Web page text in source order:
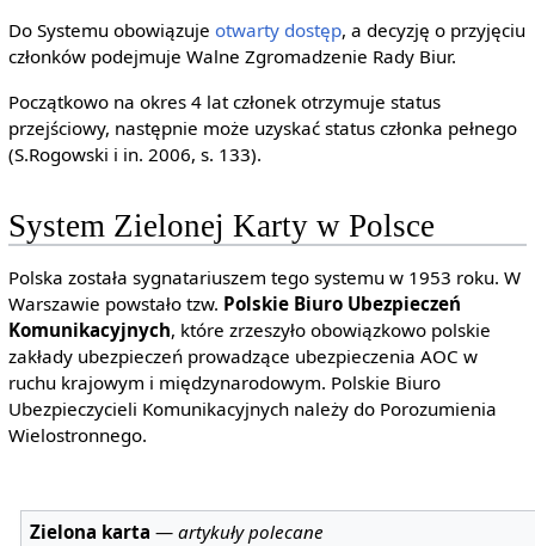
Do Systemu obowiązuje otwarty dostęp, a decyzję o przyjęciu
członków podejmuje Walne Zgromadzenie Rady Biur.
Początkowo na okres 4 lat członek otrzymuje status
przejściowy, następnie może uzyskać status członka pełnego
(S.Rogowski i in. 2006, s. 133).
System Zielonej Karty w Polsce
Polska została sygnatariuszem tego systemu w 1953 roku. W
Warszawie powstało tzw. Polskie Biuro Ubezpieczeń
Komunikacyjnych, które zrzeszyło obowiązkowo polskie
zakłady ubezpieczeń prowadzące ubezpieczenia AOC w
ruchu krajowym i międzynarodowym. Polskie Biuro
Ubezpieczycieli Komunikacyjnych należy do Porozumienia
Wielostronnego.
Zielona karta —artykuły polecane